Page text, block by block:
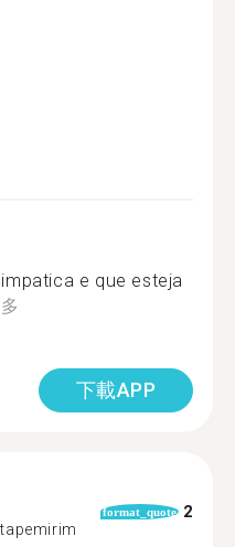
e que esteja
下載APP
format_quote 2